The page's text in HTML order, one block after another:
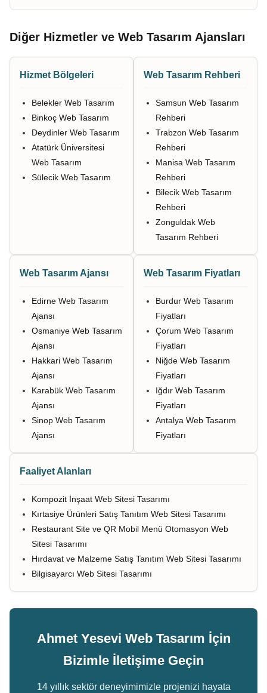
Diğer Hizmetler ve Web Tasarım Ajansları
Hizmet Bölgeleri
Belekler Web Tasarım
Binkoç Web Tasarım
Deydinler Web Tasarım
Atatürk Üniversitesi
Web Tasarım
Sülecik Web Tasarım
Web Tasarım Rehberi
Samsun Web Tasarım
Rehberi
Trabzon Web Tasarım
Rehberi
Manisa Web Tasarım
Rehberi
Bilecik Web Tasarım
Rehberi
Zonguldak Web
Tasarım Rehberi
Web Tasarım Ajansı
Edirne Web Tasarım
Ajansı
Osmaniye Web Tasarım
Ajansı
Hakkari Web Tasarım
Ajansı
Karabük Web Tasarım
Ajansı
Sinop Web Tasarım
Ajansı
Web Tasarım Fiyatları
Burdur Web Tasarım
Fiyatları
Çorum Web Tasarım
Fiyatları
Niğde Web Tasarım
Fiyatları
Iğdır Web Tasarım
Fiyatları
Antalya Web Tasarım
Fiyatları
Faaliyet Alanları
Kompozit İnşaat Web Sitesi Tasarımı
Kırtasiye Ürünleri Satış Tanıtım Web Sitesi Tasarımı
Restaurant Site ve QR Mobil Menü Otomasyon Web
Sitesi Tasarımı
Hırdavat ve Malzeme Satış Tanıtım Web Sitesi Tasarımı
Bilgisayarcı Web Sitesi Tasarımı
Ahmet Yesevi Web Tasarım İçin
Bizimle İletişime Geçin
14 yıllık sektör deneyimimizle projenizi hayata